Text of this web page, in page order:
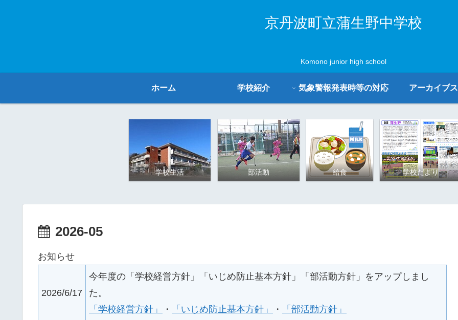
京丹波町立蒲生野中学校
Komono junior high school
ホーム 学校紹介 気象警報発表時等の対応 アーカイブス
学校生活 部活動 給食 学校だより
2026-05
お知らせ
2026/6/17
今年度の「学校経営方針」「いじめ防止基本方針」「部活動方針」をアップしまし
た。
「学校経営方針」
・ 「いじめ防止基本方針」 ・ 「部活動方針」